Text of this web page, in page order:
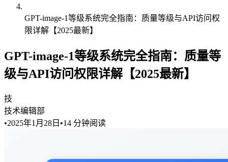
GPT-image-1等级系统完全指南：质量等级与API访问权
限详解【2025最新】
GPT-image-1等级系统完全指南：质量等
级与API访问权限详解【2025最新】
技
技术编辑部
•2025年1月28日 •14 分钟阅读